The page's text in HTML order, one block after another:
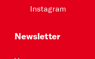
Instagram
Newsletter